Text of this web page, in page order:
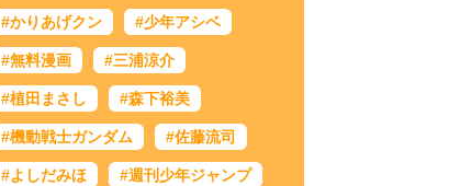
#かりあげクン #少年アシベ
#無料漫画 #三浦涼介
#植田まさし #森下裕美
#機動戦士ガンダム #佐藤流司
#よしだみほ #週刊少年ジャンプ